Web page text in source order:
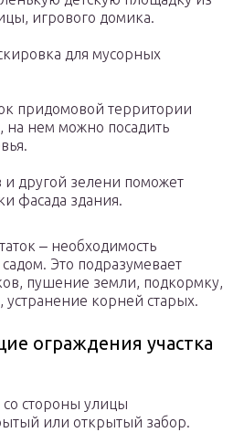
игрового домика.
для мусорных
придомовой территории
на нем можно посадить
и другой зелени поможет
фасада здания.
‒ необходимость
Это подразумевает
пушение земли, подкормку,
устранение корней старых.
ограждения участка
стороны улицы
или открытый забор.